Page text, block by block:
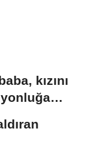
kızını